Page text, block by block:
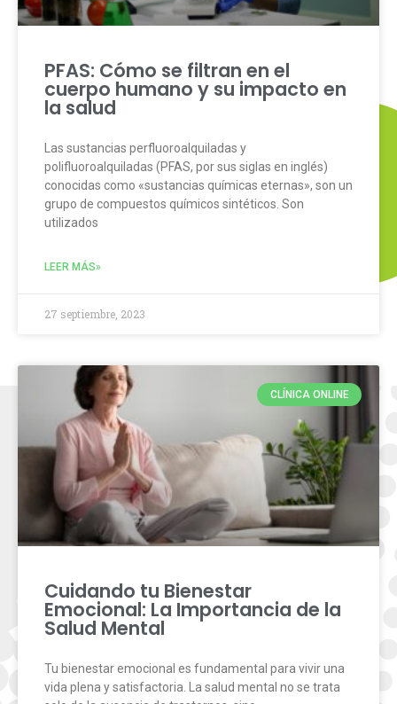
PFAS: Cómo se filtran en el
cuerpo humano y su impacto en
la salud
Las sustancias perfluoroalquiladas y
polifluoroalquiladas (PFAS, por sus siglas en inglés)
conocidas como «sustancias químicas eternas», son un
grupo de compuestos químicos sintéticos. Son
utilizados
LEER MÁS»
27 septiembre, 2023
CLÍNICA ONLINE
Cuidando tu Bienestar
Emocional: La Importancia de la
Salud Mental
Tu bienestar emocional es fundamental para vivir una
vida plena y satisfactoria. La salud mental no se trata